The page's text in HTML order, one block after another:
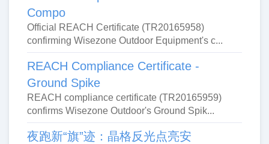
Compo
Official REACH Certificate (TR20165958)
confirming Wisezone Outdoor Equipment's c...
REACH Compliance Certificate -
Ground Spike
REACH compliance certificate (TR20165959)
confirms Wisezone Outdoor's Ground Spik...
夜跑新“旗”迹：晶格反光点亮安